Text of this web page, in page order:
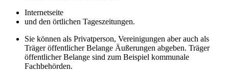
Internetseite
und den örtlichen Tageszeitungen.
Sie können als Privatperson, Vereinigungen aber auch als
Träger öffentlicher Belange Äußerungen abgeben. Träger
öffentlicher Belange sind zum Beispiel kommunale
Fachbehörden.